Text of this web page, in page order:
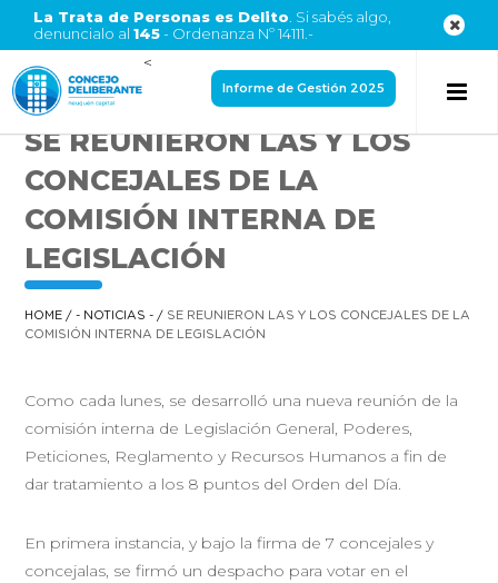
La Trata de Personas es Delito . Si sabés algo,
denuncialo al 145- Ordenanza Nº 14111.-
<
Informe de Gestión 2025
SE REUNIERON LAS Y LOS
CONCEJALES DE LA
COMISIÓN INTERNA DE
LEGISLACIÓN
HOME /- NOTICIAS - / SE REUNIERON LAS Y LOS CONCEJALES DE LA
COMISIÓN INTERNA DE LEGISLACIÓN
Como cada lunes, se desarrolló una nueva reunión de la
comisión interna de Legislación General, Poderes,
Peticiones, Reglamento y Recursos Humanos a fin de
dar tratamiento a los 8 puntos del Orden del Día.
En primera instancia, y bajo la firma de 7 concejales y
concejalas, se firmó un despacho para votar en el